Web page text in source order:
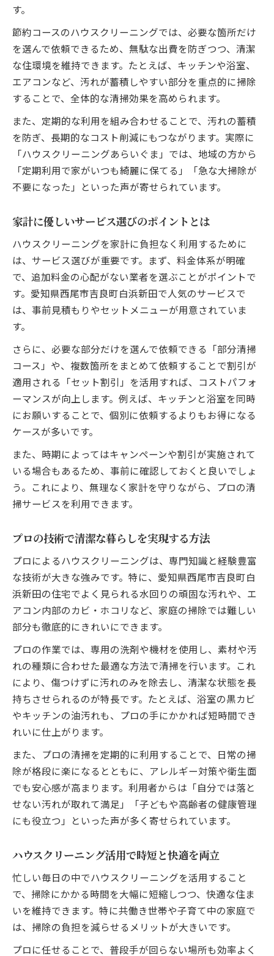
節約コースで得られる清潔効果と安心感
無理なく活用できるお得な使い方の秘訣
経験談から学ぶ節約コースの活用術
サービス内容を把握してムダなく清掃依頼
ハウスクリーニングで得られる快適な毎日の秘
訣
日常生活が快適になる清掃の工夫と習慣
ハウスクリーニング導入で得られる安心感
健康と快適さを支える清掃効果の実感
家族みんなが喜ぶ清潔空間のポイント
節約コース活用で生活満足度を高める方法
節約と高品質を両立するハウスクリーニン
グ術
賢いサービス選択で質の高い清掃を実現
プロの知識を活かした節約アイデアを紹介
部分利用と全体利用のバランスを見極める
作業内容や料金の疑問を徹底解消します
ハウスクリーニングの料金相場を詳しく解
説
妥当な金額と費用対効果を知るポイント
作業内容ごとの時間と費用の目安を紹介
節約コース利用時の注意点と確認事項
プロに依頼する際の見積もり活用術
す。
節約コースのハウスクリーニングでは、必要な箇所だけ
を選んで依頼できるため、無駄な出費を防ぎつつ、清潔
な住環境を維持できます。たとえば、キッチンや浴室、
エアコンなど、汚れが蓄積しやすい部分を重点的に掃除
することで、全体的な清掃効果を高められます。
また、定期的な利用を組み合わせることで、汚れの蓄積
を防ぎ、長期的なコスト削減にもつながります。実際に
「ハウスクリーニングあらいぐま」では、地域の方から
「定期利用で家がいつも綺麗に保てる」「急な大掃除が
不要になった」といった声が寄せられています。
家計に優しいサービス選びのポイントとは
ハウスクリーニングを家計に負担なく利用するために
は、サービス選びが重要です。まず、料金体系が明確
で、追加料金の心配がない業者を選ぶことがポイントで
す。愛知県西尾市吉良町白浜新田で人気のサービスで
は、事前見積もりやセットメニューが用意されていま
す。
さらに、必要な部分だけを選んで依頼できる「部分清掃
コース」や、複数箇所をまとめて依頼することで割引が
適用される「セット割引」を活用すれば、コストパフォ
ーマンスが向上します。例えば、キッチンと浴室を同時
にお願いすることで、個別に依頼するよりもお得になる
ケースが多いです。
また、時期によってはキャンペーンや割引が実施されて
いる場合もあるため、事前に確認しておくと良いでしょ
う。これにより、無理なく家計を守りながら、プロの清
掃サービスを利用できます。
プロの技術で清潔な暮らしを実現する方法
プロによるハウスクリーニングは、専門知識と経験豊富
な技術が大きな強みです。特に、愛知県西尾市吉良町白
浜新田の住宅でよく見られる水回りの頑固な汚れや、エ
アコン内部のカビ・ホコリなど、家庭の掃除では難しい
部分も徹底的にきれいにできます。
プロの作業では、専用の洗剤や機材を使用し、素材や汚
れの種類に合わせた最適な方法で清掃を行います。これ
により、傷つけずに汚れのみを除去し、清潔な状態を長
持ちさせられるのが特長です。たとえば、浴室の黒カビ
やキッチンの油汚れも、プロの手にかかれば短時間でき
れいに仕上がります。
また、プロの清掃を定期的に利用することで、日常の掃
除が格段に楽になるとともに、アレルギー対策や衛生面
でも安心感が高まります。利用者からは「自分では落と
せない汚れが取れて満足」「子どもや高齢者の健康管理
にも役立つ」といった声が多く寄せられています。
ハウスクリーニング活用で時短と快適を両立
忙しい毎日の中でハウスクリーニングを活用すること
で、掃除にかかる時間を大幅に短縮しつつ、快適な住ま
いを維持できます。特に共働き世帯や子育て中の家庭で
は、掃除の負担を減らせるメリットが大きいです。
プロに任せることで、普段手が回らない場所も効率よく